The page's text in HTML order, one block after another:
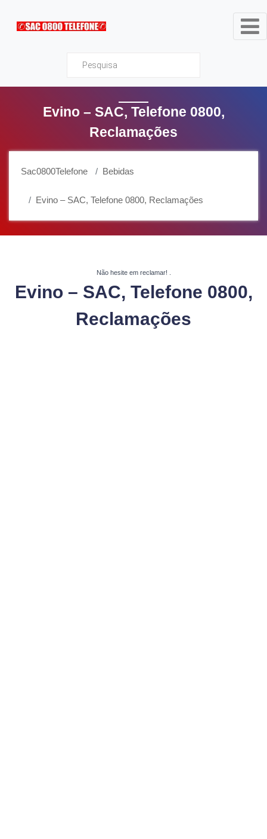
Sac0800Telefone
Evino – SAC, Telefone 0800,
Reclamações
Sac0800Telefone Bebidas
Evino – SAC, Telefone 0800, Reclamações
Não hesite em reclamar!
Evino – SAC, Telefone 0800,
Reclamações